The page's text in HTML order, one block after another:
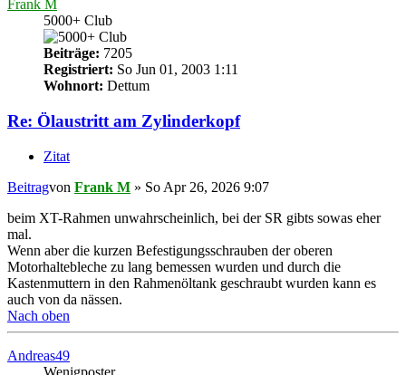
Frank M
5000+ Club
Beiträge: 7205
Registriert: So Jun 01, 2003 1:11
Wohnort: Dettum
Re: Ölaustritt am Zylinderkopf
Zitat
Beitragvon Frank M » So Apr 26, 2026 9:07
beim XT-Rahmen unwahrscheinlich, bei der SR gibts sowas eher
mal.
Wenn aber die kurzen Befestigungsschrauben der oberen
Motorhaltebleche zu lang bemessen wurden und durch die
Kastenmuttern in den Rahmenöltank geschraubt wurden kann es
auch von da nässen.
Nach oben
Andreas49
Wenigposter